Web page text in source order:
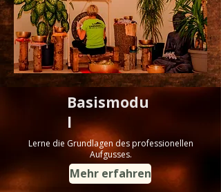
Basismodu
l
Lerne die Grundlagen des professionellen
Aufgusses.
Mehr erfahren